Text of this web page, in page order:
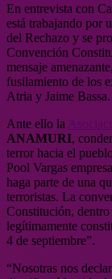
En entrevista con
está trabajando por
del Rechazo y se
Convención
mensaje
fusilamiento de los
Atria y Jaime Bassa.
Ante ello la
ANAMURI,
terror hacia el
Pool Vargas
haga parte de una
terroristas. La
Constitución,
legítimamente
4 de septiembre”.
“Nosotras nos